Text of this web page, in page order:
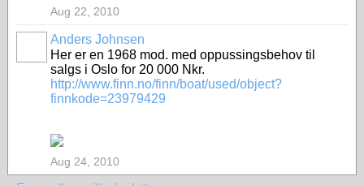
Aug 22, 2010
Anders Johnsen
Her er en 1968 mod. med oppussingsbehov til
salgs i Oslo for 20 000 Nkr.
http://www.finn.no/finn/boat/used/object?
finnkode=23979429
Aug 24, 2010